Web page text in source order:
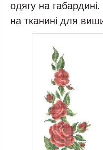
одягу на
на тканині для